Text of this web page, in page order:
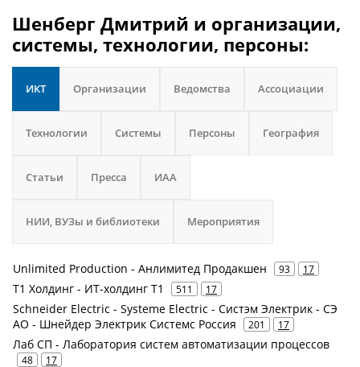
Шенберг Дмитрий и организации,
системы, технологии, персоны:
ИКТ Организации Ведомства Ассоциации
Технологии Системы Персоны География
Статьи Пресса ИАА
НИИ, ВУЗы и библиотеки Мероприятия
Unlimited Production - Анлимитед Продакшен 93 17
Т1 Холдинг - ИТ-холдинг Т1 511 17
Schneider Electric - Systeme Electric - Систэм Электрик - СЭ
АО - Шнейдер Электрик Системс Россия
201 17
Лаб СП - Лаборатория систем автоматизации процессов
48 17